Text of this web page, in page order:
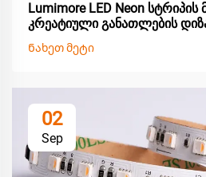
Lumimore LED Neon სტრიპის
კრეატიული განათლების
Ნახეთ მეტი
02
Sep